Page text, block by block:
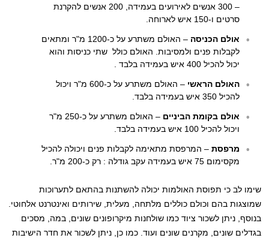
– 300 אנשים לאירועים בעמידה, 200 אנשים להקרנת
סרטים ו-150 איש לארוחה.
אולם הכניסה
– האולם משתרע על כ-1200 מ"ר ומתאים
לקבלות פנים ולמסיבות. האולם כולל שתי כניסות והוא
יכול להכיל 400 איש בעמידה בלבד .
האולם הראשי
– האולם משתרע על כ-600 מ"ר ויכול
להכיל 350 איש בעמידה בלבד.
אולם בקומת הביניים
– האולם משתרע על כ-250 מ"ר
ויכול להכיל 100 איש בעמידה בלבד.
מרפסת– המרפסת מתאימה לקבלות פנים ויכולה להכיל
מקסימום 75 איש בעמידה עקב גודלה : רק כ-200 מ"ר.
שימו לב כי תפוסת האולמות יכולה להשתנות בהתאם לתערוכות
שמוצגות בהם וכולם כוללים מלתחה, מעלית, שירותים ואינטרנט אלחוטי.
בנוסף, ניתן לשכור ציוד כמו שולחנות מיקרופונים שונים, במה, מסכים
בגדלים שונים, מקרנים שונים ועוד. כמו כן, ניתן לשכור את חדר הישיבות